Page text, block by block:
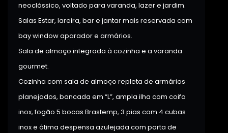
neoclássico, voltado para varanda, lazer e jardim.
Salas Estar, lareira, bar e jantar mais reservada com
bay window aparador e armários.
Sala de almoço integrada à cozinha e a varanda
gourmet.
Cozinha com sala de almoço repleta de armários
planejados, bancada em “L”, ampla ilha com coifa
inox, fogão 5 bocas Brastemp, 3 pias com 4 cubas
inox e ótima despensa azulejada com porta de